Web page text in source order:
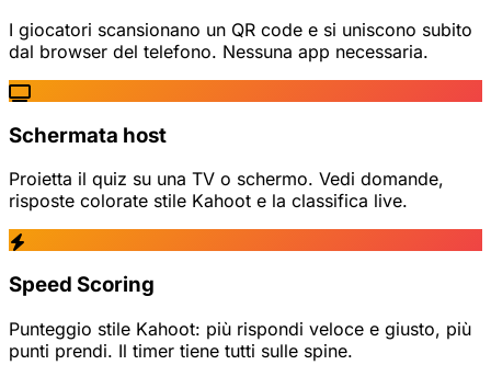
I giocatori scansionano un QR code e si uniscono subito
dal browser del telefono. Nessuna app necessaria.
Schermata host
Proietta il quiz su una TV o schermo. Vedi domande,
risposte colorate stile Kahoot e la classifica live.
Speed Scoring
Punteggio stile Kahoot: più rispondi veloce e giusto, più
punti prendi. Il timer tiene tutti sulle spine.